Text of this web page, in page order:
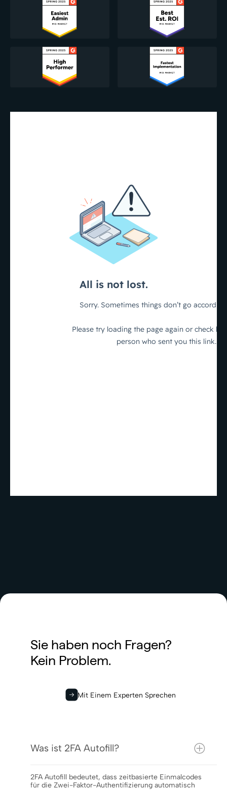
Sie haben noch Fragen?
Kein Problem.
Mit Einem Experten Sprechen
Was ist 2FA Autofill?
2FA Autofill bedeutet, dass zeitbasierte Einmalcodes
für die Zwei-Faktor-Authentifizierung automatisch